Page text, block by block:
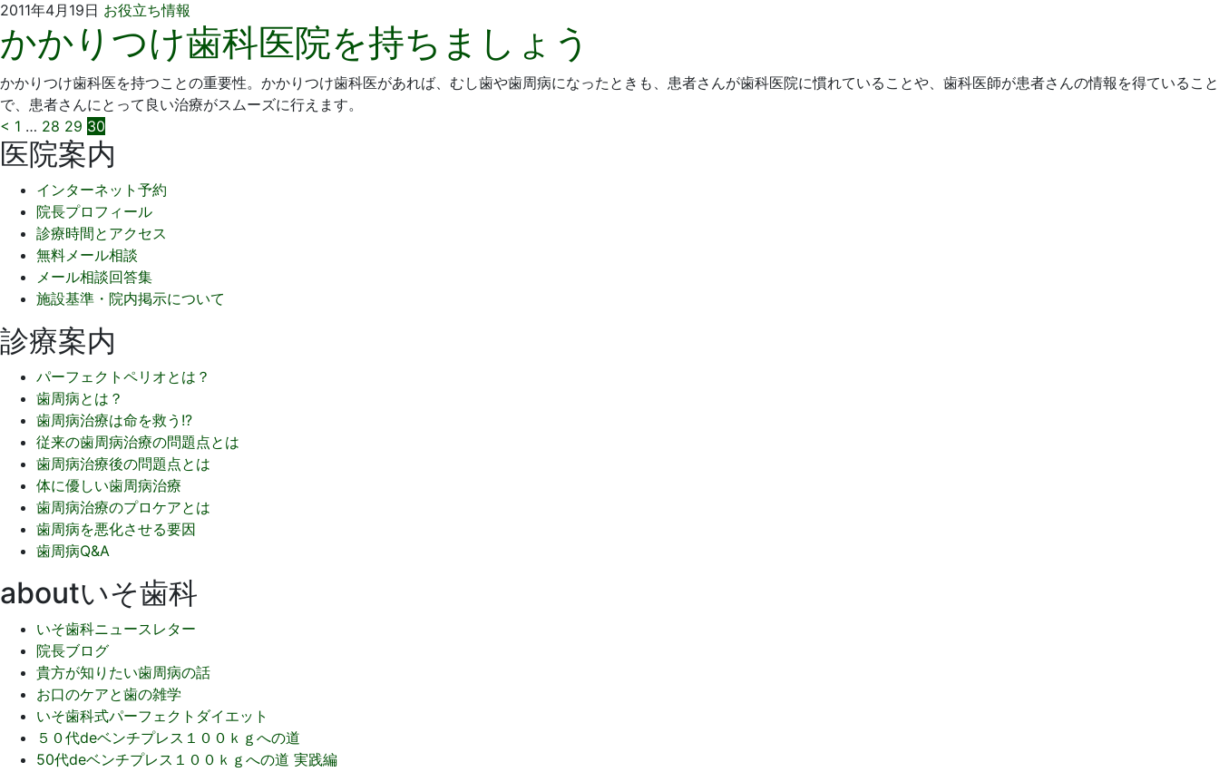
2011年4月19日 お役立ち情報
年
4
月
19
そ
歯
科
医
かかりつけ歯科医院を持ちましょう
かかりつけ歯科医を持つことの重要性。かかりつけ歯科医があれば、むし歯や歯周病になったときも、患者さんが歯科医院に慣れていることや、歯科医師が患者さんの情報を得ていること
で、患者さんにとって良い治療がスムーズに行えます。
投
稿
の
ペ
ー
ジ
送
り
< 1 … 28 29 30
医院案内
インターネット予約
院長プロフィール
診療時間とアクセス
無料メール相談
メール相談回答集
施設基準・院内掲示について
診療案内
パーフェクトペリオとは？
歯周病とは？
歯周病治療は命を救う!?
従来の歯周病治療の問題点とは
歯周病治療後の問題点とは
体に優しい歯周病治療
歯周病治療のプロケアとは
歯周病を悪化させる要因
歯周病Q&A
aboutいそ歯科
いそ歯科ニュースレター
院長ブログ
貴方が知りたい歯周病の話
お口のケアと歯の雑学
いそ歯科式パーフェクトダイエット
５０代deベンチプレス１００ｋｇへの道
50代deベンチプレス１００ｋｇへの道 実践編